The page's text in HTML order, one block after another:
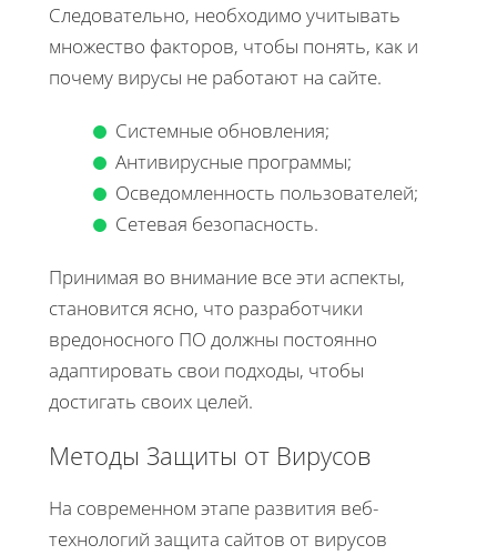
Следовательно, необходимо учитывать
множество факторов, чтобы понять, как и
почему вирусы не работают на сайте.
Системные обновления;
Антивирусные программы;
Осведомленность пользователей;
Сетевая безопасность.
Принимая во внимание все эти аспекты,
становится ясно, что разработчики
вредоносного ПО должны постоянно
адаптировать свои подходы, чтобы
достигать своих целей.
Методы Защиты от Вирусов
На современном этапе развития веб-
технологий защита сайтов от вирусов